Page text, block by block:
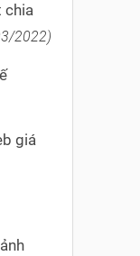
chia
2022)
giá